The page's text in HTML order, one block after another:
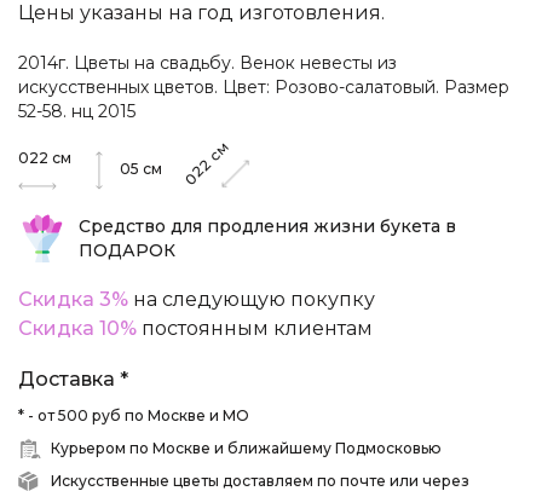
Цены указаны на год изготовления.
2014г. Цветы на свадьбу. Венок невесты из
искусственных цветов. Цвет: Розово-салатовый. Размер
52-58. нц 2015
022 см
05 см 022
см
Средство для продления жизни букета в
ПОДАРОК
Скидка 3% на следующую покупку
Скидка 10% постоянным клиентам
Доставка *
* - от 500 руб по Москве и МО
Курьером по Москве и ближайшему Подмосковью
Искусственные цветы доставляем по почте или через